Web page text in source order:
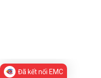
Đã kết nối EMC